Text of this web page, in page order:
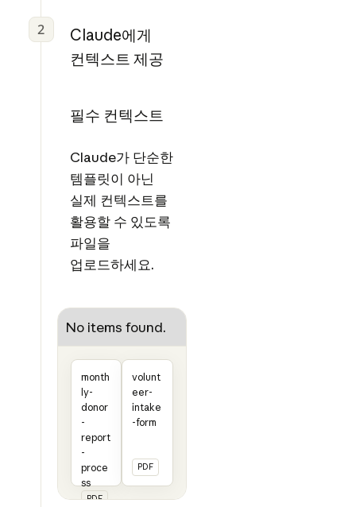
2
Claude에게
컨텍스트 제공
필수 컨텍스트
Claude가 단순한
템플릿이 아닌
실제 컨텍스트를
활용할 수 있도록
파일을
업로드하세요.
No items found.
month
ly-
donor
-
report
-
proce
ss
PDF
volunt
eer-
intake
-form
PDF